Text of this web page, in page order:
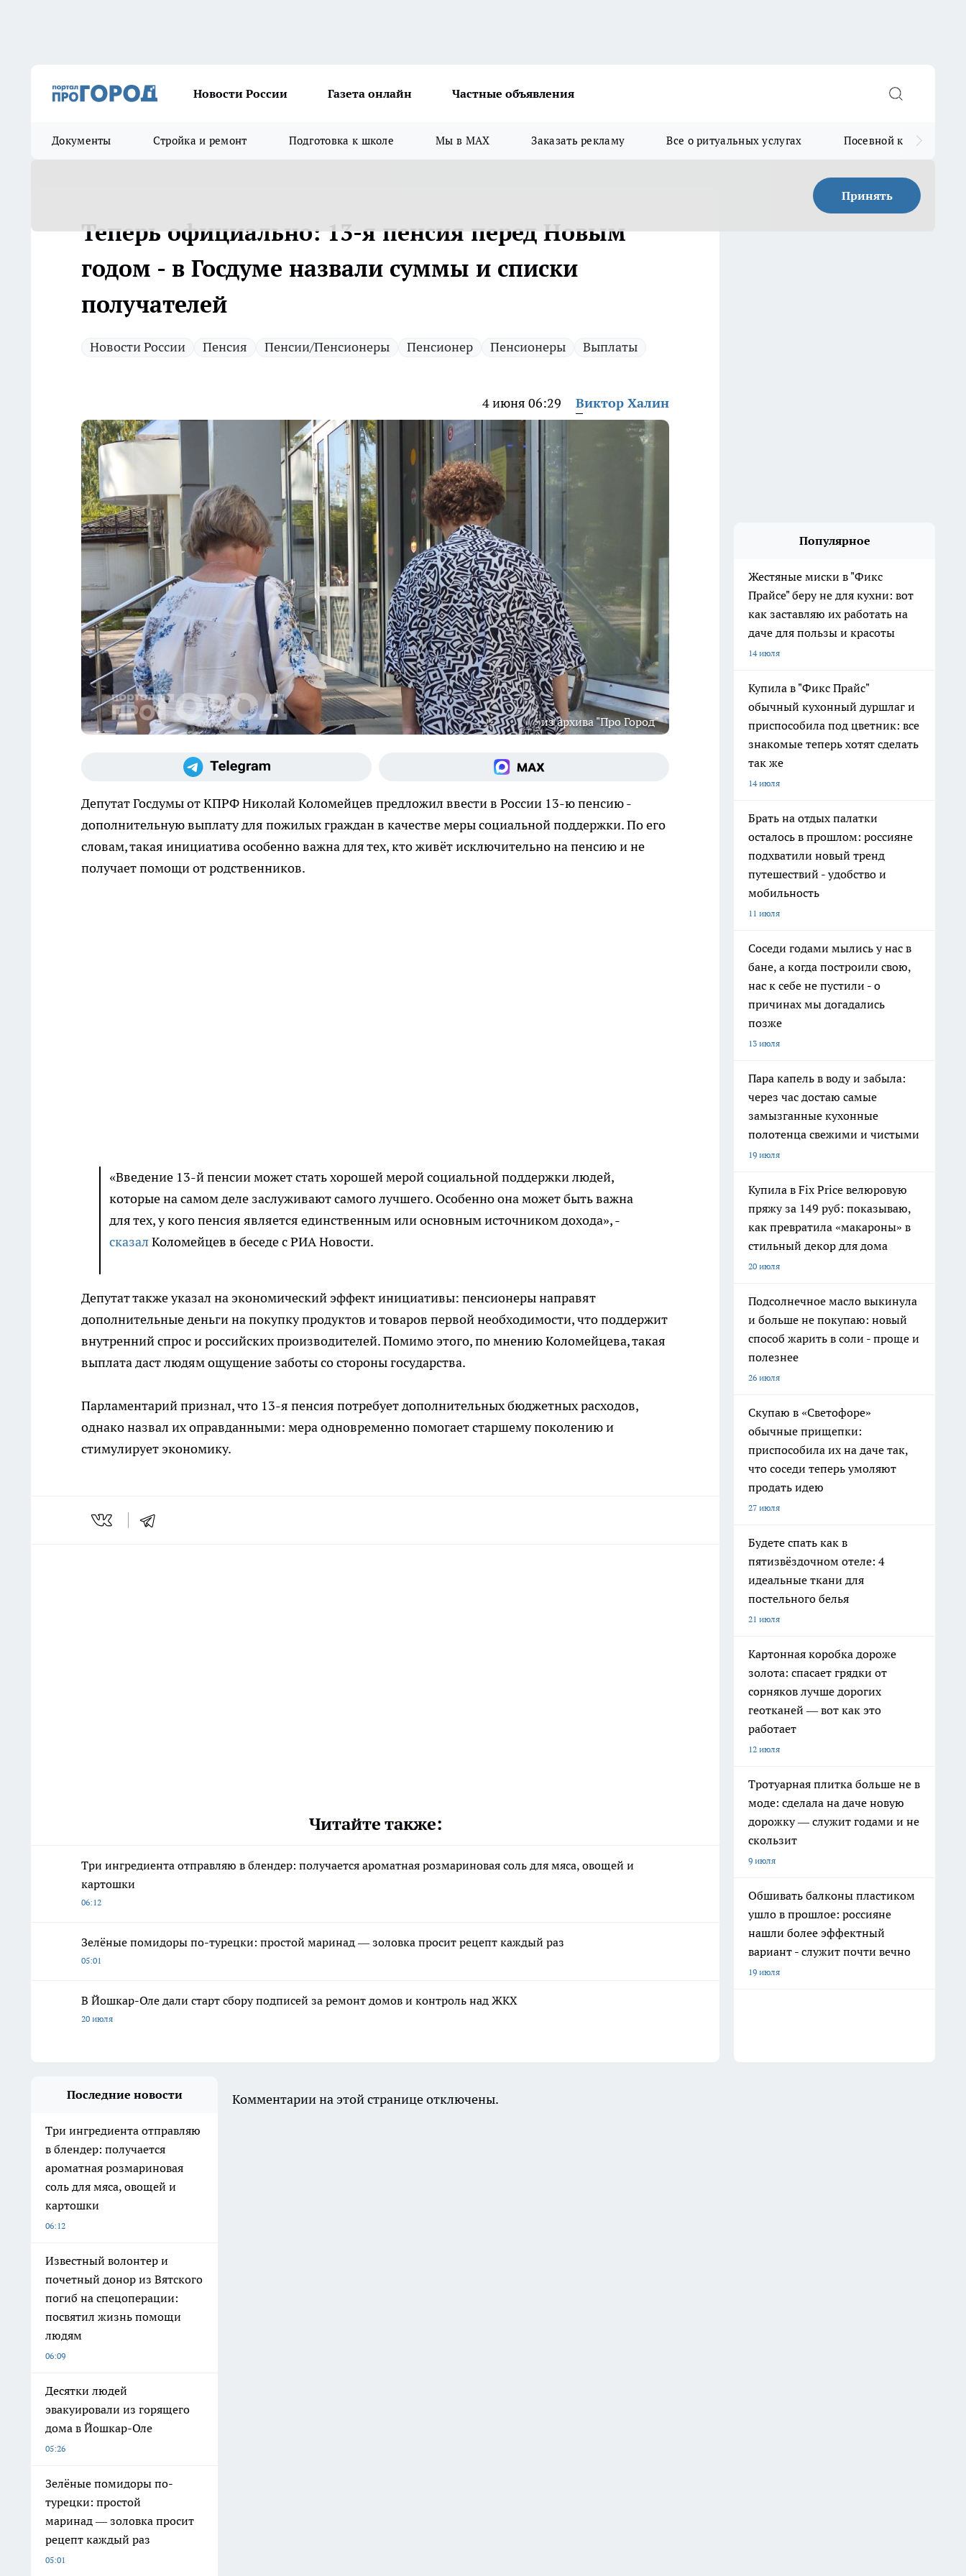
Новости России Газета онлайн Частные объявления
Документы Стройка и ремонт Подготовка к школе Мы в MAX Заказать рекламу Все о ритуальных услугах Посевной календарь
Принять
Теперь официально: 13-я пенсия перед Новым
годом - в Госдуме назвали суммы и списки
получателей
Новости России Пенсия Пенсии/Пенсионеры Пенсионер Пенсионеры Выплаты
4 июня 06:29 Виктор Халин
из архива "Про Город"
Депутат Госдумы от КПРФ Николай Коломейцев предложил ввести в России 13-ю пенсию -
дополнительную выплату для пожилых граждан в качестве меры социальной поддержки. По его
словам, такая инициатива особенно важна для тех, кто живёт исключительно на пенсию и не
получает помощи от родственников.
«Введение 13-й пенсии может стать хорошей мерой социальной поддержки людей,
которые на самом деле заслуживают самого лучшего. Особенно она может быть важна
для тех, у кого пенсия является единственным или основным источником дохода», -
сказал Коломейцев в беседе с РИА Новости.
Депутат также указал на экономический эффект инициативы: пенсионеры направят
дополнительные деньги на покупку продуктов и товаров первой необходимости, что поддержит
внутренний спрос и российских производителей. Помимо этого, по мнению Коломейцева, такая
выплата даст людям ощущение заботы со стороны государства.
Парламентарий признал, что 13-я пенсия потребует дополнительных бюджетных расходов,
однако назвал их оправданными: мера одновременно помогает старшему поколению и
стимулирует экономику.
Читайте также:
Три ингредиента отправляю в блендер: получается ароматная розмариновая соль для мяса, овощей и
картошки
06:12
Зелёные помидоры по-турецки: простой маринад — золовка просит рецепт каждый раз
05:01
В Йошкар-Оле дали старт сбору подписей за ремонт домов и контроль над ЖКХ
20 июля
Популярное
Жестяные миски в "Фикс
Прайсе" беру не для кухни: вот
как заставляю их работать на
даче для пользы и красоты
14 июля
Купила в "Фикс Прайс"
обычный кухонный дуршлаг и
приспособила под цветник: все
знакомые теперь хотят сделать
так же
14 июля
Брать на отдых палатки
осталось в прошлом: россияне
подхватили новый тренд
путешествий - удобство и
мобильность
11 июля
Соседи годами мылись у нас в
бане, а когда построили свою,
нас к себе не пустили - о
причинах мы догадались
позже
13 июля
Пара капель в воду и забыла:
через час достаю самые
замызганные кухонные
полотенца свежими и чистыми
19 июля
Купила в Fix Price велюровую
пряжу за 149 руб: показываю,
как превратила «макароны» в
стильный декор для дома
20 июля
Подсолнечное масло выкинула
и больше не покупаю: новый
способ жарить в соли - проще и
полезнее
26 июля
Скупаю в «Светофоре»
обычные прищепки:
приспособила их на даче так,
что соседи теперь умоляют
продать идею
27 июля
Будете спать как в
пятизвёздочном отеле: 4
идеальные ткани для
постельного белья
21 июля
Картонная коробка дороже
золота: спасает грядки от
сорняков лучше дорогих
геотканей — вот как это
работает
12 июля
Тротуарная плитка больше не в
моде: сделала на даче новую
дорожку — служит годами и не
скользит
9 июля
Обшивать балконы пластиком
ушло в прошлое: россияне
нашли более эффектный
вариант - служит почти вечно
19 июля
Последние новости
Три ингредиента отправляю
в блендер: получается
ароматная розмариновая
соль для мяса, овощей и
картошки
06:12
Известный волонтер и
почетный донор из Вятского
погиб на спецоперации:
посвятил жизнь помощи
людям
06:09
Десятки людей
эвакуировали из горящего
дома в Йошкар-Оле
05:26
Зелёные помидоры по-
турецки: простой
маринад — золовка просит
рецепт каждый раз
05:01
Комментарии на этой странице отключены.